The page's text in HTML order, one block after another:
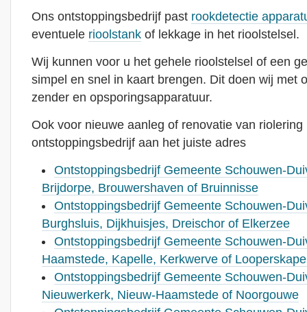
Ons ontstoppingsbedrijf past rookdetectie
eventuele rioolstank of lekkage in het rioolstelsel.
Wij kunnen voor u het gehele rioolstelsel of een
simpel en snel in kaart brengen. Dit doen wij met
zender en opsporingsapparatuur.
Ook voor nieuwe aanleg of renovatie van
ontstoppingsbedrijf aan het juiste adres
Ontstoppingsbedrijf Gemeente Schouwen-
Brijdorpe, Brouwershaven of Bruinnisse
Ontstoppingsbedrijf Gemeente Schouwen-
Burghsluis, Dijkhuisjes, Dreischor of Elkerzee
Ontstoppingsbedrijf Gemeente Schouwen-
Haamstede, Kapelle, Kerkwerve of
Ontstoppingsbedrijf Gemeente Schouwen-
Nieuwerkerk, Nieuw-Haamstede of Noorgouwe